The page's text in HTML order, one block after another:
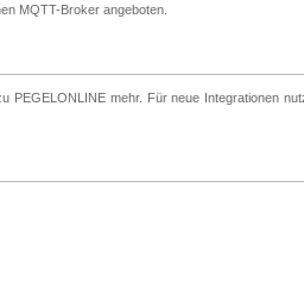
MQTT-Broker angeboten.
PEGELONLINE mehr. Für neue Integrationen